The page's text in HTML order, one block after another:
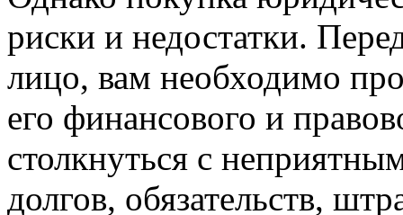
риски и недостатки.
лицо, вам необходимо
его финансового и
столкнуться с
долгов, обязательств,